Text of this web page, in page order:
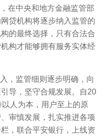
中央和地方金融监管部
贷机构将逐步纳入监管的
的最终选择，只有合法合
构才能够拥有服务实体经
监管细则逐步明确，向
导，坚守合规发展。自20
人为本，用户至上的原
审慎发展，扎实推进各项
，联合平安银行，上线资